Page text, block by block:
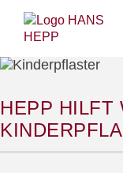
HEPP HILFT